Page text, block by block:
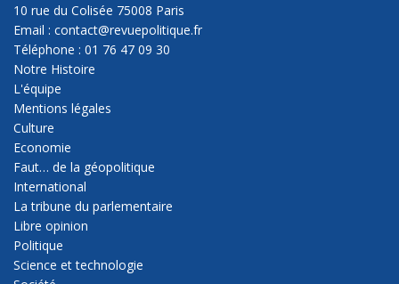
10 rue du Colisée 75008 Paris
Email : contact@revuepolitique.fr
Téléphone : 01 76 47 09 30
Notre Histoire
L'équipe
Mentions légales
Culture
Economie
Faut… de la géopolitique
International
La tribune du parlementaire
Libre opinion
Politique
Science et technologie